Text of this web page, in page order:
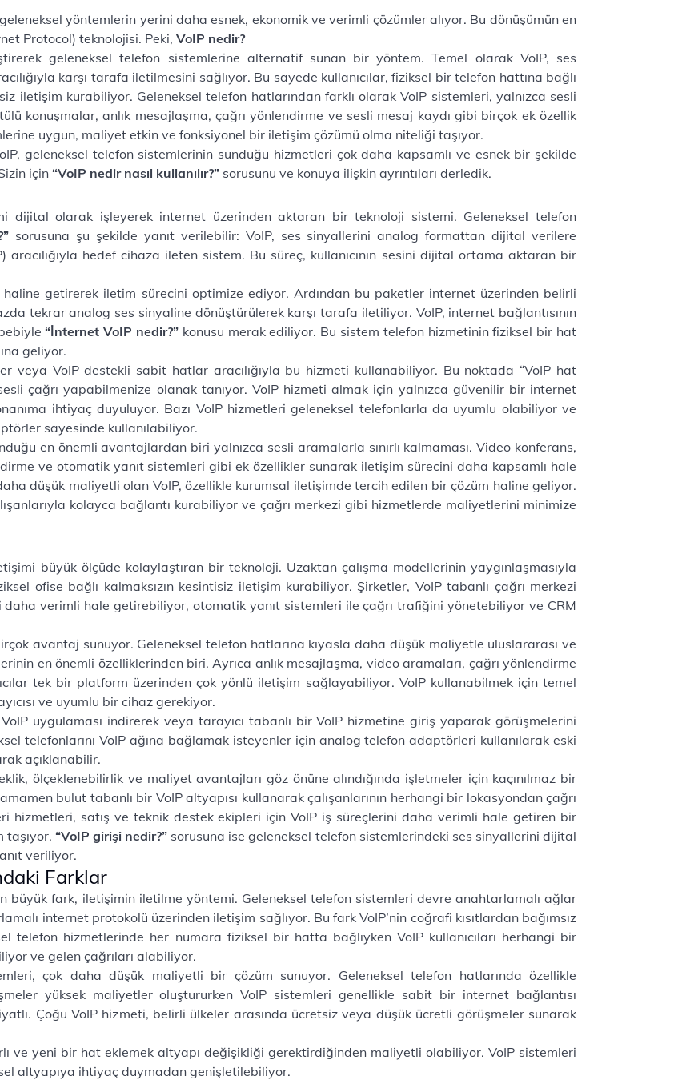
yöntemlerin yerini daha esnek, ekonomik ve verimli çözümler alıyor. Bu dönüşümün en
Protocol) teknolojisi. Peki, VoIP nedir?
geleneksel telefon sistemlerine alternatif sunan bir yöntem. Temel olarak VoIP, ses
karşı tarafa iletilmesini sağlıyor. Bu sayede kullanıcılar, fiziksel bir telefon hattına bağlı
iletişim kurabiliyor. Geleneksel telefon hatlarından farklı olarak VoIP sistemleri, yalnızca sesli
konuşmalar, anlık mesajlaşma, çağrı yönlendirme ve sesli mesaj kaydı gibi birçok ek özellik
uygun, maliyet etkin ve fonksiyonel bir iletişim çözümü olma niteliği taşıyor.
geleneksel telefon sistemlerinin sunduğu hizmetleri çok daha kapsamlı ve esnek bir şekilde
için “VoIP nedir nasıl kullanılır?” sorusunu ve konuya ilişkin ayrıntıları derledik.
dijital olarak işleyerek internet üzerinden aktaran bir teknoloji sistemi. Geleneksel telefon
sorusuna şu şekilde yanıt verilebilir: VoIP, ses sinyallerini analog formattan dijital verilere
hedef cihaza ileten sistem. Bu süreç, kullanıcının sesini dijital ortama aktaran bir
haline getirerek iletim sürecini optimize ediyor. Ardından bu paketler internet üzerinden belirli
tekrar analog ses sinyaline dönüştürülerek karşı tarafa iletiliyor. VoIP, internet bağlantısının
“İnternet VoIP nedir?” konusu merak ediliyor. Bu sistem telefon hizmetinin fiziksel bir hat
geliyor.
veya VoIP destekli sabit hatlar aracılığıyla bu hizmeti kullanabiliyor. Bu noktada “VoIP hat
çağrı yapabilmenize olanak tanıyor. VoIP hizmeti almak için yalnızca güvenilir bir internet
ihtiyaç duyuluyor. Bazı VoIP hizmetleri geleneksel telefonlarla da uyumlu olabiliyor ve
sayesinde kullanılabiliyor.
en önemli avantajlardan biri yalnızca sesli aramalarla sınırlı kalmaması. Video konferans,
ve otomatik yanıt sistemleri gibi ek özellikler sunarak iletişim sürecini daha kapsamlı hale
düşük maliyetli olan VoIP, özellikle kurumsal iletişimde tercih edilen bir çözüm haline geliyor.
kolayca bağlantı kurabiliyor ve çağrı merkezi gibi hizmetlerde maliyetlerini minimize
büyük ölçüde kolaylaştıran bir teknoloji. Uzaktan çalışma modellerinin yaygınlaşmasıyla
ofise bağlı kalmaksızın kesintisiz iletişim kurabiliyor. Şirketler, VoIP tabanlı çağrı merkezi
verimli hale getirebiliyor, otomatik yanıt sistemleri ile çağrı trafiğini yönetebiliyor ve CRM
avantaj sunuyor. Geleneksel telefon hatlarına kıyasla daha düşük maliyetle uluslararası ve
en önemli özelliklerinden biri. Ayrıca anlık mesajlaşma, video aramaları, çağrı yönlendirme
tek bir platform üzerinden çok yönlü iletişim sağlayabiliyor. VoIP kullanabilmek için temel
ve uyumlu bir cihaz gerekiyor.
uygulaması indirerek veya tarayıcı tabanlı bir VoIP hizmetine giriş yaparak görüşmelerini
telefonlarını VoIP ağına bağlamak isteyenler için analog telefon adaptörleri kullanılarak eski
açıklanabilir.
ölçeklenebilirlik ve maliyet avantajları göz önüne alındığında işletmeler için kaçınılmaz bir
bulut tabanlı bir VoIP altyapısı kullanarak çalışanlarının herhangi bir lokasyondan çağrı
hizmetleri, satış ve teknik destek ekipleri için VoIP iş süreçlerini daha verimli hale getiren bir
taşıyor. “VoIP girişi nedir?” sorusuna ise geleneksel telefon sistemlerindeki ses sinyallerini dijital
veriliyor.
Farklar
büyük fark, iletişimin iletilme yöntemi. Geleneksel telefon sistemleri devre anahtarlamalı ağlar
internet protokolü üzerinden iletişim sağlıyor. Bu fark VoIP’nin coğrafi kısıtlardan bağımsız
telefon hizmetlerinde her numara fiziksel bir hatta bağlıyken VoIP kullanıcıları herhangi bir
ve gelen çağrıları alabiliyor.
çok daha düşük maliyetli bir çözüm sunuyor. Geleneksel telefon hatlarında özellikle
yüksek maliyetler oluştururken VoIP sistemleri genellikle sabit bir internet bağlantısı
Çoğu VoIP hizmeti, belirli ülkeler arasında ücretsiz veya düşük ücretli görüşmeler sunarak
ve yeni bir hat eklemek altyapı değişikliği gerektirdiğinden maliyetli olabiliyor. VoIP sistemleri
altyapıya ihtiyaç duymadan genişletilebiliyor.